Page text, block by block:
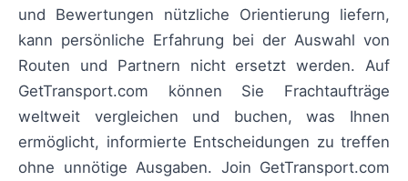
und Bewertungen nützliche Orientierung liefern,
kann persönliche Erfahrung bei der Auswahl von
Routen und Partnern nicht ersetzt werden. Auf
GetTransport.com können Sie Frachtaufträge
weltweit vergleichen und buchen, was Ihnen
ermöglicht, informierte Entscheidungen zu treffen
ohne unnötige Ausgaben. Join GetTransport.com